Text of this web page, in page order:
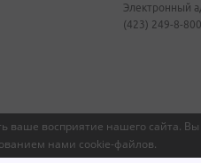
ваше восприятие нашего сайта.
нами cookie-файлов.
Электронный
(423) 249-8-